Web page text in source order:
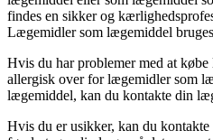
findes en sikker og
Lægemidler som lægemiddel
Hvis du har problemer med at
allergisk over for lægemidler som
lægemiddel, kan du kontakte din
Hvis du er usikker, kan du